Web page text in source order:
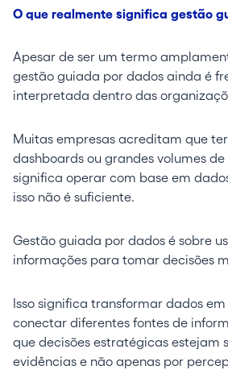
O que realmente significa gestão
Apesar de ser um termo
gestão guiada por dados ainda é
interpretada dentro das
Muitas empresas acreditam que
dashboards ou grandes volumes
significa operar com base em
isso não é suficiente.
Gestão guiada por dados é sobre
informações para tomar decisões
Isso significa transformar dados
conectar diferentes fontes de
que decisões estratégicas estejam
evidências e não apenas por